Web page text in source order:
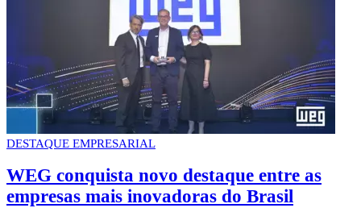
DESTAQUE EMPRESARIAL
WEG conquista novo destaque entre as
empresas mais inovadoras do Brasil